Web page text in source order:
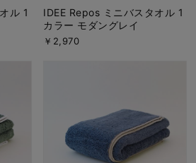
ル 1
IDEE Repos ミニバスタオル 1
カラー モダングレイ
￥2,970